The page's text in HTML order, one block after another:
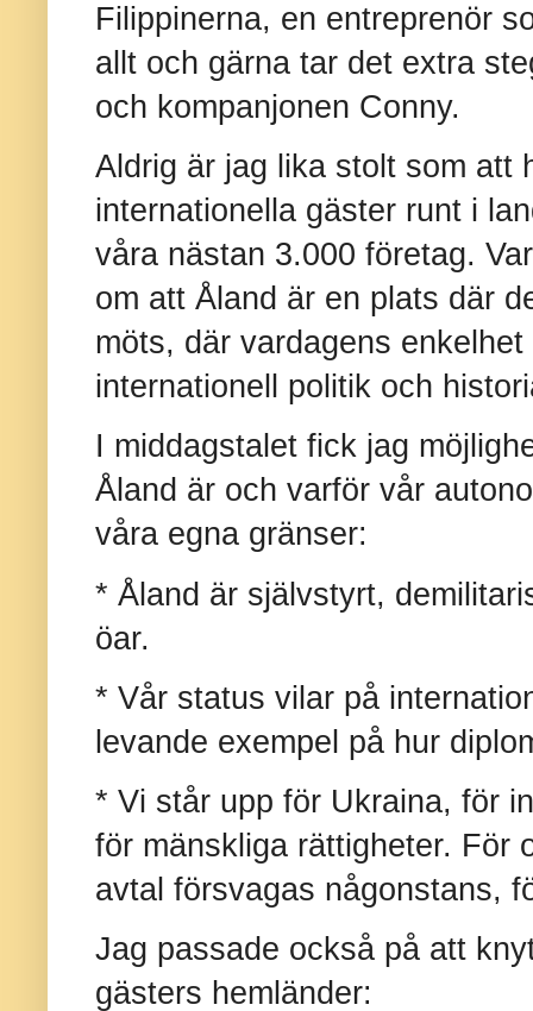
Filippinerna, en entreprenör
allt och gärna tar det extra
och kompanjonen Conny.
Aldrig är jag lika stolt som att
internationella gäster runt i
våra nästan 3.000 företag.
om att Åland är en plats där
möts, där vardagens
internationell politik och
I middagstalet fick jag
Åland är och varför vår
våra egna gränser:
* Åland är självstyrt,
öar.
* Vår status vilar på
levande exempel på hur
* Vi står upp för Ukraina, för
för mänskliga rättigheter. För
avtal försvagas någonstans,
Jag passade också på att
gästers hemländer: